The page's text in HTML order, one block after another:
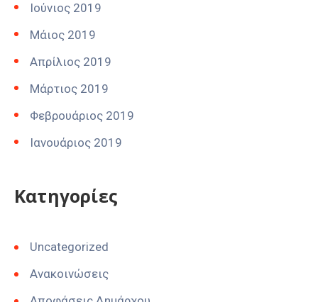
Ιούνιος 2019
Μάιος 2019
Απρίλιος 2019
Μάρτιος 2019
Φεβρουάριος 2019
Ιανουάριος 2019
Kατηγορίες
Uncategorized
Ανακοινώσεις